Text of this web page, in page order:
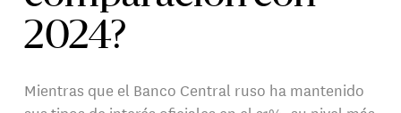
2024?
Mientras que el Banco Central ruso ha mantenido